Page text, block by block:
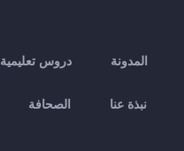
المدونة دروس تعليمية
نبذة عنا الصحافة